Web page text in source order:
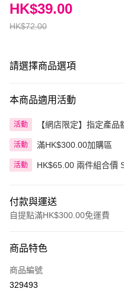
HK$72.00
HK$39.00
請選擇商品選項
本商品適用活動
活動 【網店限定】指定產
活動 滿HK$300.00加購區
活動 HK$65.00 兩件組合價
付款與運送
自提點滿HK$300.00免運費
信用卡
Apple Pay
商品特色
商品編號
329493